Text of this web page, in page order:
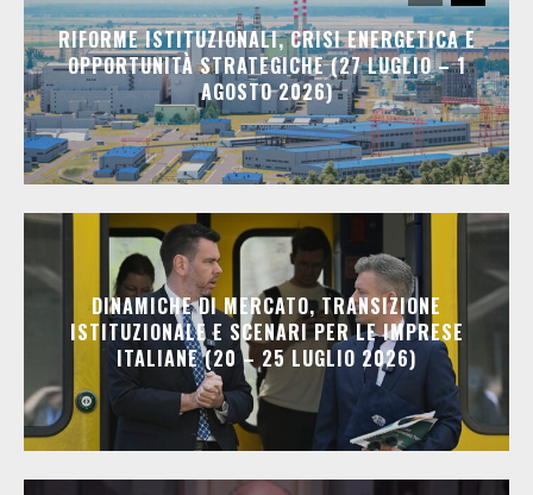
RIFORME ISTITUZIONALI, CRISI ENERGETICA E
OPPORTUNITÀ STRATEGICHE (27 LUGLIO – 1
AGOSTO 2026)
DINAMICHE DI MERCATO, TRANSIZIONE
ISTITUZIONALE E SCENARI PER LE IMPRESE
ITALIANE (20 – 25 LUGLIO 2026)